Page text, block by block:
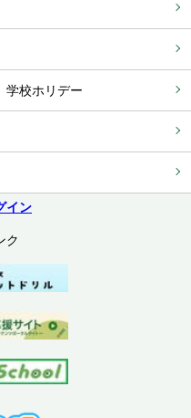
学校ホリデー
イン
ク